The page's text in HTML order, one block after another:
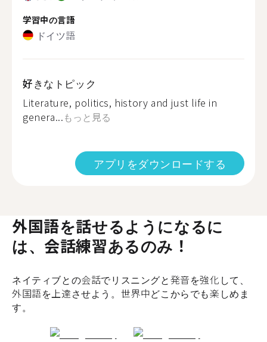
学習中の言語
ドイツ語
好きなトピック
Literature, politics, history and just life in
genera...もっと見る
アプリをダウンロードする
外国語を話せるようになるに
は、会話練習あるのみ！
ネイティブとの会話でリスニングと発音を強化して、
外国語を上達させよう。世界中どこからでも楽しめま
す。